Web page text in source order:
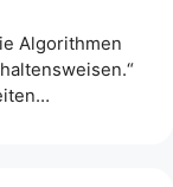
Algorithmen